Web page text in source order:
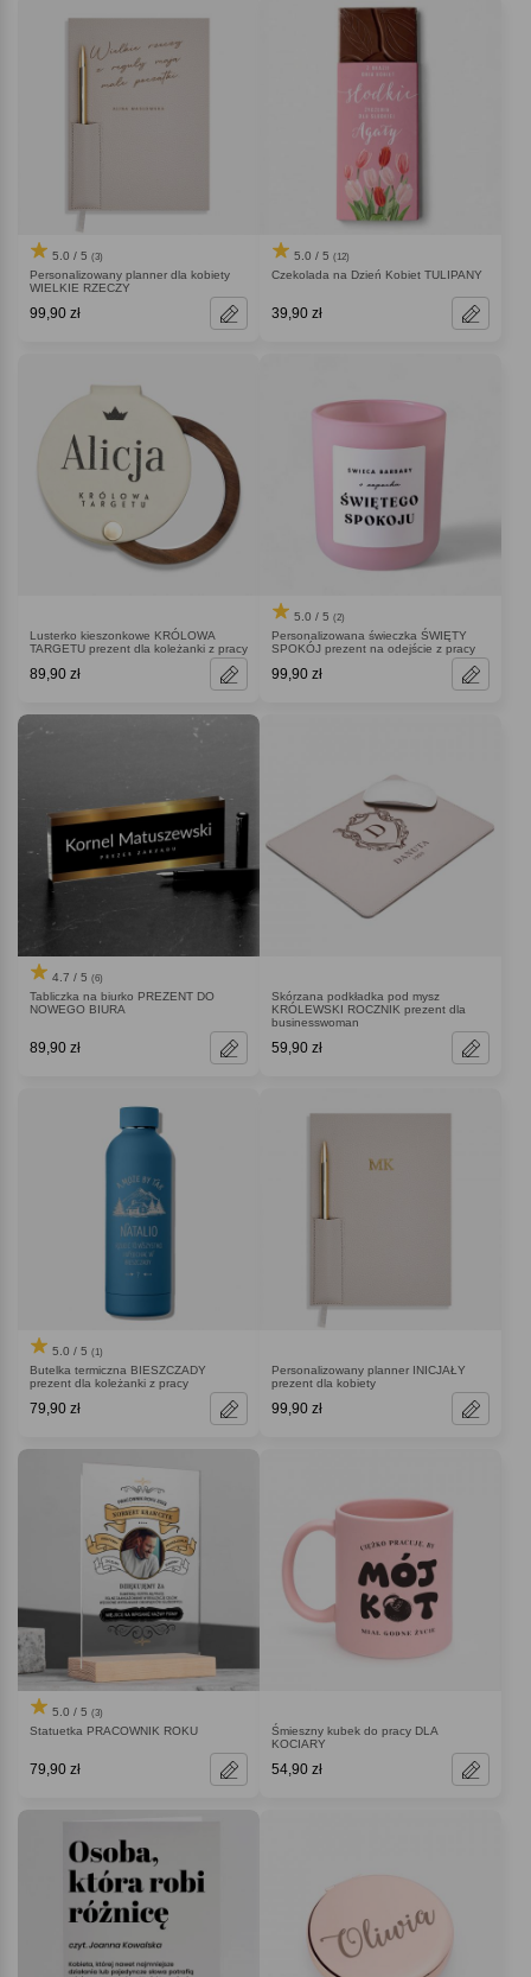
5.0 / 5 (3)
Personalizowany planner dla kobiety
WIELKIE RZECZY
99,90 zł
5.0 / 5 (12)
Czekolada na Dzień Kobiet TULIPANY
39,90 zł
Lusterko kieszonkowe KRÓLOWA
TARGETU prezent dla koleżanki z pracy
89,90 zł
5.0 / 5 (2)
Personalizowana świeczka ŚWIĘTY
SPOKÓJ prezent na odejście z pracy
99,90 zł
4.7 / 5 (6)
Tabliczka na biurko PREZENT DO
NOWEGO BIURA
89,90 zł
Skórzana podkładka pod mysz
KRÓLEWSKI ROCZNIK prezent dla
businesswoman
59,90 zł
5.0 / 5 (1)
Butelka termiczna BIESZCZADY
prezent dla koleżanki z pracy
79,90 zł
Personalizowany planner INICJAŁY
prezent dla kobiety
99,90 zł
5.0 / 5 (3)
Statuetka PRACOWNIK ROKU
79,90 zł
Śmieszny kubek do pracy DLA
KOCIARY
54,90 zł